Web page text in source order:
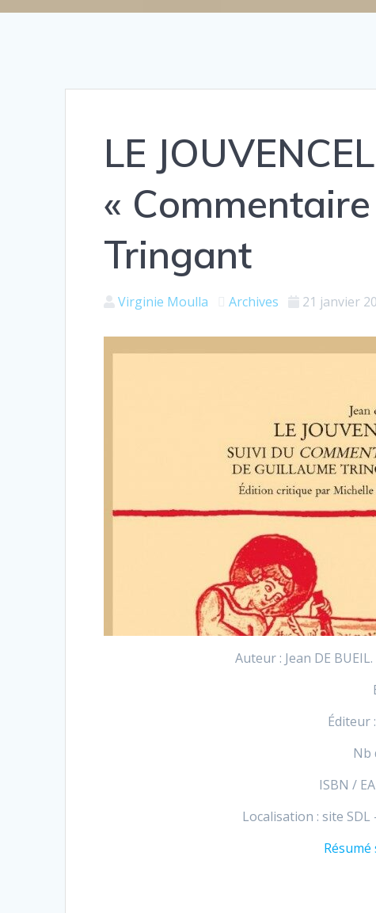
LE
«
Tringant
Virginie Moulla Archives 21 janvier
Auteur : Jean DE
Éditeur
Nb
ISBN /
Localisation : site